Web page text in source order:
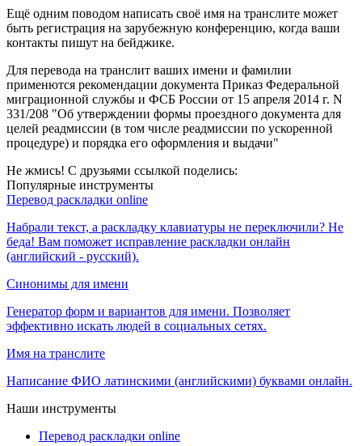
Ещё одним поводом написать своё имя на транслите может
быть регистрация на зарубежную конференцию, когда ваши
контакты пишут на бейджике.
Для перевода на транслит ваших имени и фамилии
применются рекомендации документа Приказ Федеральной
миграционной службы и ФСБ России от 15 апреля 2014 г. N
331/208 "Об утверждении формы проездного документа для
целей реадмиссии (в том числе реадмиссии по ускоренной
процедуре) и порядка его оформления и выдачи"
Не жмись! С друзьями ссылкой поделись:
Популярные инструменты
Перевод раскладки online
Набрали текст, а раскладку клавиатуры не переключили? Не
беда! Вам поможет исправление раскладки онлайн
(английский - русский).
Синонимы для имени
Генератор форм и вариантов для имени. Позволяет
эффективно искать людей в социальных сетях.
Имя на транслите
Написание ФИО латинскими (английскими) буквами онлайн.
Наши инструменты
Перевод раскладки online